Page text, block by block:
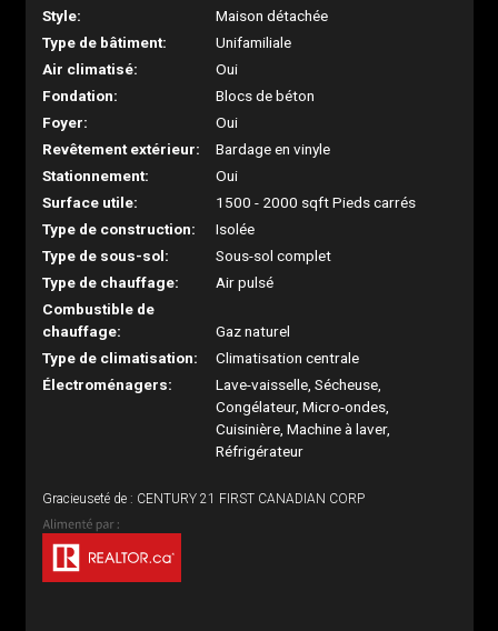
Style:
Maison détachée
Type de bâtiment:
Unifamiliale
Air climatisé:
Oui
Fondation:
Blocs de béton
Foyer:
Oui
Revêtement extérieur:
Bardage en vinyle
Stationnement:
Oui
Surface utile:
1500 - 2000 sqft Pieds carrés
Type de construction:
Isolée
Type de sous-sol:
Sous-sol complet
Type de chauffage:
Air pulsé
Combustible de
chauffage:
Gaz naturel
Type de climatisation:
Climatisation centrale
Électroménagers:
Lave-vaisselle, Sécheuse,
Congélateur, Micro-ondes,
Cuisinière, Machine à laver,
Réfrigérateur
Gracieuseté de : CENTURY 21 FIRST CANADIAN CORP